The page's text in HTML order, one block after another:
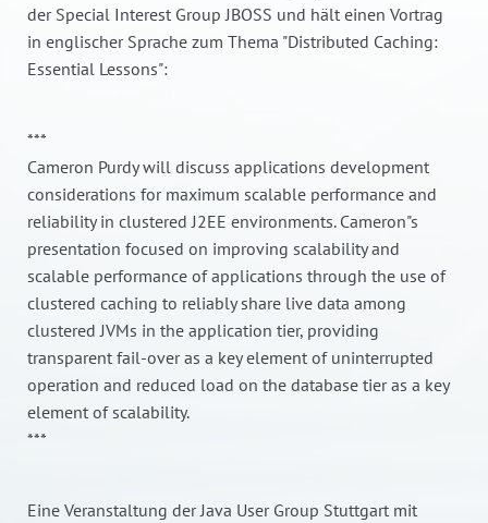
der Special Interest Group JBOSS und hält einen Vortrag
in englischer Sprache zum Thema "Distributed Caching:
Essential Lessons":
***
Cameron Purdy will discuss applications development
considerations for maximum scalable performance and
reliability in clustered J2EE environments. Cameron"s
presentation focused on improving scalability and
scalable performance of applications through the use of
clustered caching to reliably share live data among
clustered JVMs in the application tier, providing
transparent fail-over as a key element of uninterrupted
operation and reduced load on the database tier as a key
element of scalability.
***
Eine Veranstaltung der Java User Group Stuttgart mit